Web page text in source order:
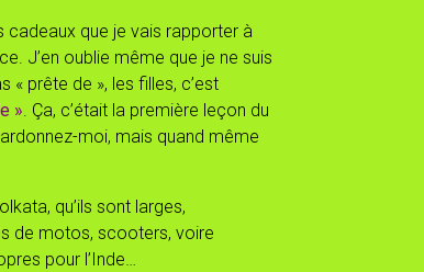
cadeaux que je vais rapporter à
J’en oublie même que je ne suis
« prête de », les filles, c’est
». Ça, c’était la première leçon du
moi, mais quand même
qu’ils sont larges,
de motos, scooters, voire
pour l’Inde…